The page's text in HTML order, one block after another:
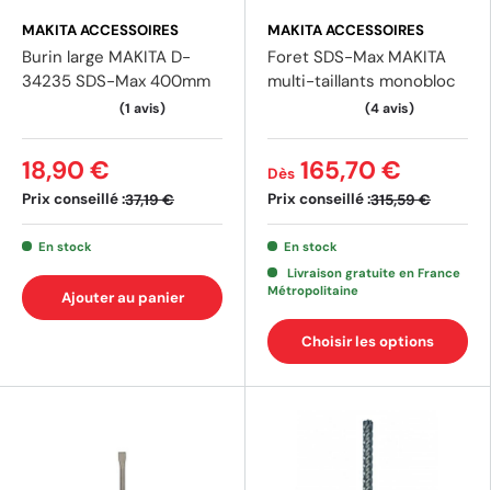
MAKITA ACCESSOIRES
Burin large MAKITA D-
34235 SDS-Max 400mm
Prix conseillé :37,19 €
18,90 €
En stock
Ajouter au panier
MAKITA ACCESSOIRES
Foret SDS-Max MAKITA
multi-taillants monobloc
Prix conseillé :315,59 €
Dès 165,70 €
En stock
Livraison gratuite en France
Métropolitaine
Choisir les options